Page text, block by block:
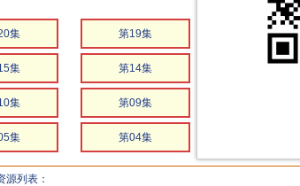
集 第19集 第18集
集 第14集
集 第09集
集 第04集
源列表：